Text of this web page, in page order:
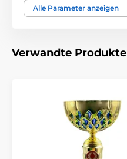
Höhe cm
Bedruckung des
Alle Parameter anzeigen
Verwandte Produkte